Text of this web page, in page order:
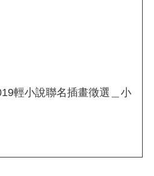
輕小說聯名插畫徵選＿小